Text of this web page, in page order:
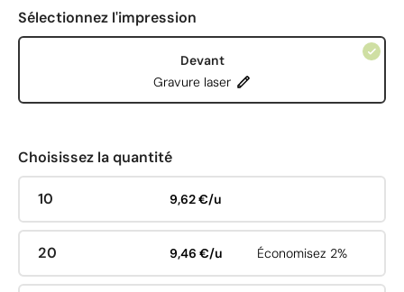
Sélectionnez l'impression
Devant
Gravure laser
Choisissez la quantité
10 9,62 €/u
20 9,46 €/u Économisez 2%